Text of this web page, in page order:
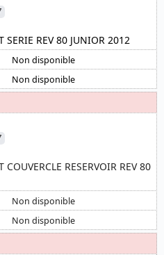
SERIE REV 80 JUNIOR 2012
Non disponible
Non disponible
COUVERCLE RESERVOIR REV 80
Non disponible
Non disponible